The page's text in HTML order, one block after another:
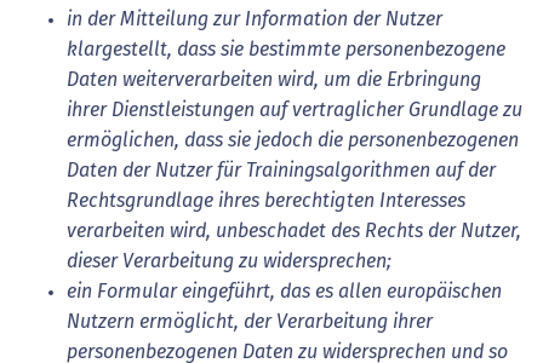
in der Mitteilung zur Information der Nutzer
klargestellt, dass sie bestimmte personenbezogene
Daten weiterverarbeiten wird, um die Erbringung
ihrer Dienstleistungen auf vertraglicher Grundlage zu
ermöglichen, dass sie jedoch die personenbezogenen
Daten der Nutzer für Trainingsalgorithmen auf der
Rechtsgrundlage ihres berechtigten Interesses
verarbeiten wird, unbeschadet des Rechts der Nutzer,
dieser Verarbeitung zu widersprechen;
ein Formular eingeführt, das es allen europäischen
Nutzern ermöglicht, der Verarbeitung ihrer
personenbezogenen Daten zu widersprechen und so